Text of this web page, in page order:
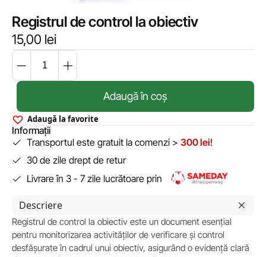
Registrul de control la obiectiv
15,00 lei
Adaugă în coș
Adaugă la favorite
Informații
Transportul este gratuit la comenzi > 300 lei!
30 de zile drept de retur
Livrare în 3 - 7 zile lucrătoare prin
Descriere
Registrul de control la obiectiv este un document esențial
pentru monitorizarea activităților de verificare și control
desfășurate în cadrul unui obiectiv, asigurând o evidență clară